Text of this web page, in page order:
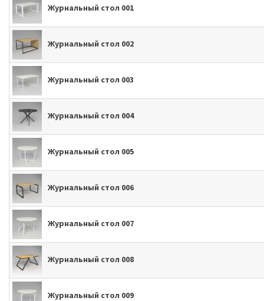
Журнальный стол 001
Журнальный стол 002
Журнальный стол 003
Журнальный стол 004
Журнальный стол 005
Журнальный стол 006
Журнальный стол 007
Журнальный стол 008
Журнальный стол 009